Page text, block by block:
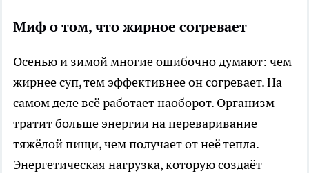
Миф о том, что жирное согревает
Осенью и зимой многие ошибочно думают: чем
жирнее суп, тем эффективнее он согревает. На
самом деле всё работает наоборот. Организм
тратит больше энергии на переваривание
тяжёлой пищи, чем получает от неё тепла.
Энергетическая нагрузка, которую создаёт